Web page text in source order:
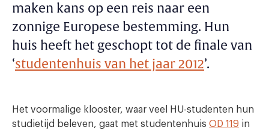
maken kans op een reis naar een
zonnige Europese bestemming. Hun
huis heeft het geschopt tot de finale van
‘studentenhuis van het jaar 2012’.
Het voormalige klooster, waar veel HU-studenten hun
studietijd beleven, gaat met studentenhuis OD 119 in